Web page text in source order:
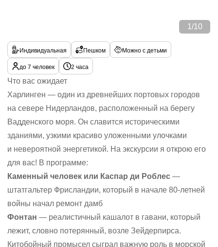
1 /10
Индивидуальная Пешком Можно с детьми
до 7 человек 2 часа
Что вас ожидает
Харлинген — один из древнейших портовых городов
на севере Нидерландов, расположенный на берегу
Вадденского моря. Он славится историческими
зданиями, узкими красиво уложенными улочками
и невероятной энергетикой. На экскурсии я открою его
для вас! В программе:
Каменный человек или Каспар ди Роблес —
штатгальтер Фрисландии, который в начале 80-летней
войны начал ремонт дамб
Фонтан — реалистичный кашалот в гавани, который
лежит, словно потерянный, возле Зейдерпирса.
Китобойный промысел сыграл важную роль в морской